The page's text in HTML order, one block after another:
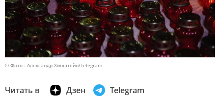
© Фото : Александр Хинштейн/Telegram
Читать в Дзен Telegram